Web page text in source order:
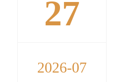
27
2026-07